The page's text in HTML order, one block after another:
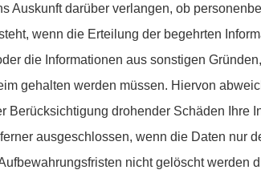
Auskunft darüber verlangen, ob
wenn die Erteilung der begehrten
die Informationen aus sonstigen
gehalten werden müssen. Hiervon
Berücksichtigung drohender Schäden Ihre
ausgeschlossen, wenn die Daten nur
nicht gelöscht